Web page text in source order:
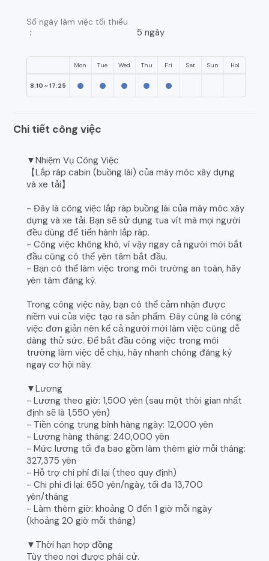
Số ngày làm việc tối thiểu
：
5 ngày
Mon Tue Wed Thu Fri Sat Sun Hol
8:10 ~ 17:25
Chi tiết công việc
▼Nhiệm Vụ Công Việc
【Lắp ráp cabin (buồng lái) của máy móc xây dựng
và xe tải】
- Đây là công việc lắp ráp buồng lái của máy móc xây
dựng và xe tải. Bạn sẽ sử dụng tua vít mà mọi người
đều dùng để tiến hành lắp ráp.
- Công việc không khó, vì vậy ngay cả người mới bắt
đầu cũng có thể yên tâm bắt đầu.
- Bạn có thể làm việc trong môi trường an toàn, hãy
yên tâm đăng ký.
Trong công việc này, bạn có thể cảm nhận được
niềm vui của việc tạo ra sản phẩm. Đây cũng là công
việc đơn giản nên kể cả người mới làm việc cũng dễ
dàng thử sức. Để bắt đầu công việc trong môi
trường làm việc dễ chịu, hãy nhanh chóng đăng ký
ngay cơ hội này.
▼Lương
- Lương theo giờ: 1,500 yên (sau một thời gian nhất
định sẽ là 1,550 yên)
- Tiền công trung bình hàng ngày: 12,000 yên
- Lương hàng tháng: 240,000 yên
- Mức lương tối đa bao gồm làm thêm giờ mỗi tháng:
327,375 yên
- Hỗ trợ chi phí đi lại (theo quy định)
- Chi phí đi lại: 650 yên/ngày, tối đa 13,700
yên/tháng
- Làm thêm giờ: khoảng 0 đến 1 giờ mỗi ngày
(khoảng 20 giờ mỗi tháng)
▼Thời hạn hợp đồng
Tùy theo nơi được phái cử.